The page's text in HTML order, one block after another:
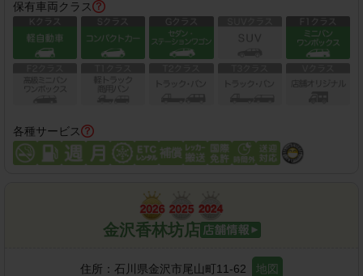
保有車両クラス
各種サービス
金沢香林坊店
住所： 石川県金沢市尾山町11-62 地図